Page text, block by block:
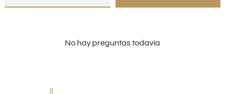
No hay preguntas todavía